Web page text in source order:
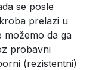
se posle
prelazi u
možemo da ga
probavni
(rezistentni)